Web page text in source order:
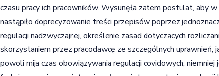
czasu pracy ich pracowników. Wysunęła zatem postulat, aby
nastąpiło doprecyzowanie treści przepisów poprzez
regulacji nadzwyczajnej, określenie zasad dotyczących
skorzystaniem przez pracodawcę ze szczególnych uprawnień,
powoli mija czas obowiązywania regulacji covidowych, niemniej